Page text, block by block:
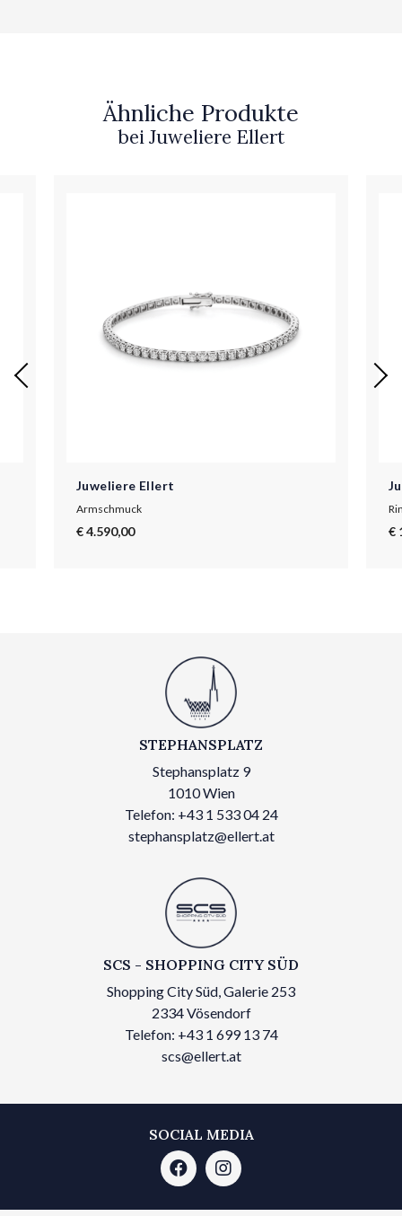
Ähnliche Produkte
bei Juweliere Ellert
Juweliere Ellert
Armschmuck
€ 4.590,00 €
STEPHANSPLATZ
Stephansplatz 9
1010 Wien
Telefon: +43 1 533 04 24
stephansplatz@ellert.at
SCS - SHOPPING CITY SÜD
Shopping City Süd, Galerie 253
2334 Vösendorf
Telefon: +43 1 699 13 74
scs@ellert.at
SOCIAL MEDIA